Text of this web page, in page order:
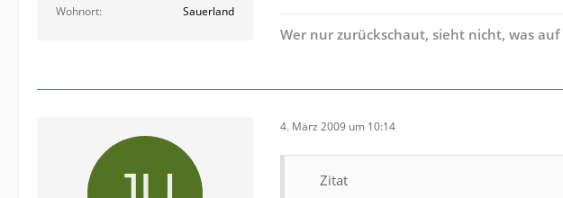
Wohnort
Sauerland
Wer nur zurückschaut, sieht nicht, was
4. März 2009 um 10:14
Zitat